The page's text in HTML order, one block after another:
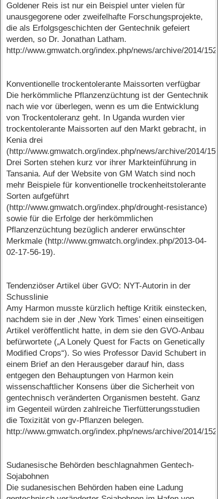
Goldener Reis ist nur ein Beispiel unter vielen für
unausgegorene oder zweifelhafte Forschungsprojekte,
die als Erfolgsgeschichten der Gentechnik gefeiert
werden, so Dr. Jonathan Latham.
http://www.gmwatch.org/index.php/news/archive/2014/
Konventionelle trockentolerante Maissorten verfügbar
Die herkömmliche Pflanzenzüchtung ist der Gentechnik
nach wie vor überlegen, wenn es um die Entwicklung
von Trockentoleranz geht. In Uganda wurden vier
trockentolerante Maissorten auf den Markt gebracht, in
Kenia drei
(http://www.gmwatch.org/index.php/news/archive/2014/
Drei Sorten stehen kurz vor ihrer Markteinführung in
Tansania. Auf der Website von GM Watch sind noch
mehr Beispiele für konventionelle trockenheitstolerante
Sorten aufgeführt
(http://www.gmwatch.org/index.php/drought-resistance)
sowie für die Erfolge der herkömmlichen
Pflanzenzüchtung bezüglich anderer erwünschter
Merkmale (http://www.gmwatch.org/index.php/2013-04-
02-17-56-19).
Tendenziöser Artikel über GVO: NYT-Autorin in der
Schusslinie
Amy Harmon musste kürzlich heftige Kritik einstecken,
nachdem sie in der ‚New York Times’ einen einseitigen
Artikel veröffentlicht hatte, in dem sie den GVO-Anbau
befürwortete („A Lonely Quest for Facts on Genetically
Modified Crops“). So wies Professor David Schubert in
einem Brief an den Herausgeber darauf hin, dass
entgegen den Behauptungen von Harmon kein
wissenschaftlicher Konsens über die Sicherheit von
gentechnisch veränderten Organismen besteht. Ganz
im Gegenteil würden zahlreiche Tierfütterungsstudien
die Toxizität von gv-Pflanzen belegen.
http://www.gmwatch.org/index.php/news/archive/2014/
Sudanesische Behörden beschlagnahmen Gentech-
Sojabohnen
Die sudanesischen Behörden haben eine Ladung